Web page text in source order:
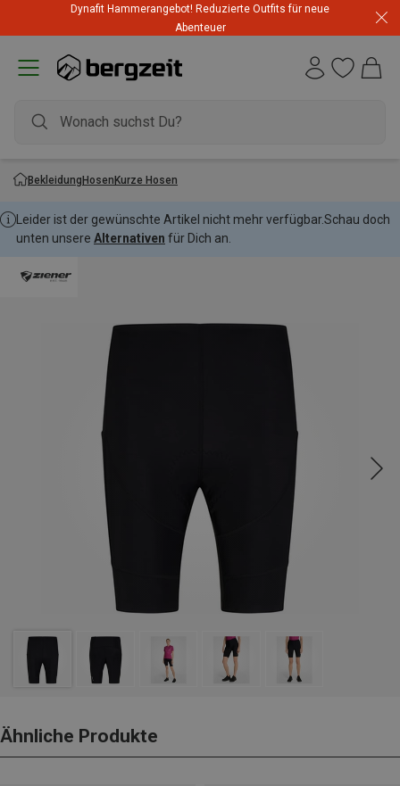
Dynafit Hammerangebot! Reduzierte Outfits für neue
Abenteuer
BekleidungHosenKurze Hosen
Leider ist der gewünschte Artikel nicht mehr verfügbar.Schau doch
unten unsere Alternativen für Dich an.
Ähnliche Produkte